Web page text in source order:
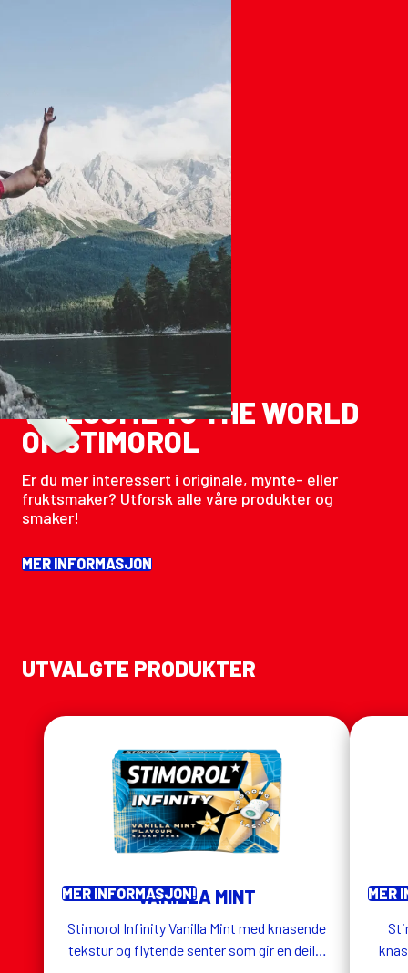
WELCOME TO THE WORLD
OF STIMOROL
Er du mer interessert i originale, mynte- eller
fruktsmaker? Utforsk alle våre produkter og
smaker!
MER INFORMASJON
UTVALGTE PRODUKTER
VANILLA MINT
Stimorol Infinity Vanilla Mint med knasende
tekstur og flytende senter som gir en deilig
MER INFORMASJON!
MER